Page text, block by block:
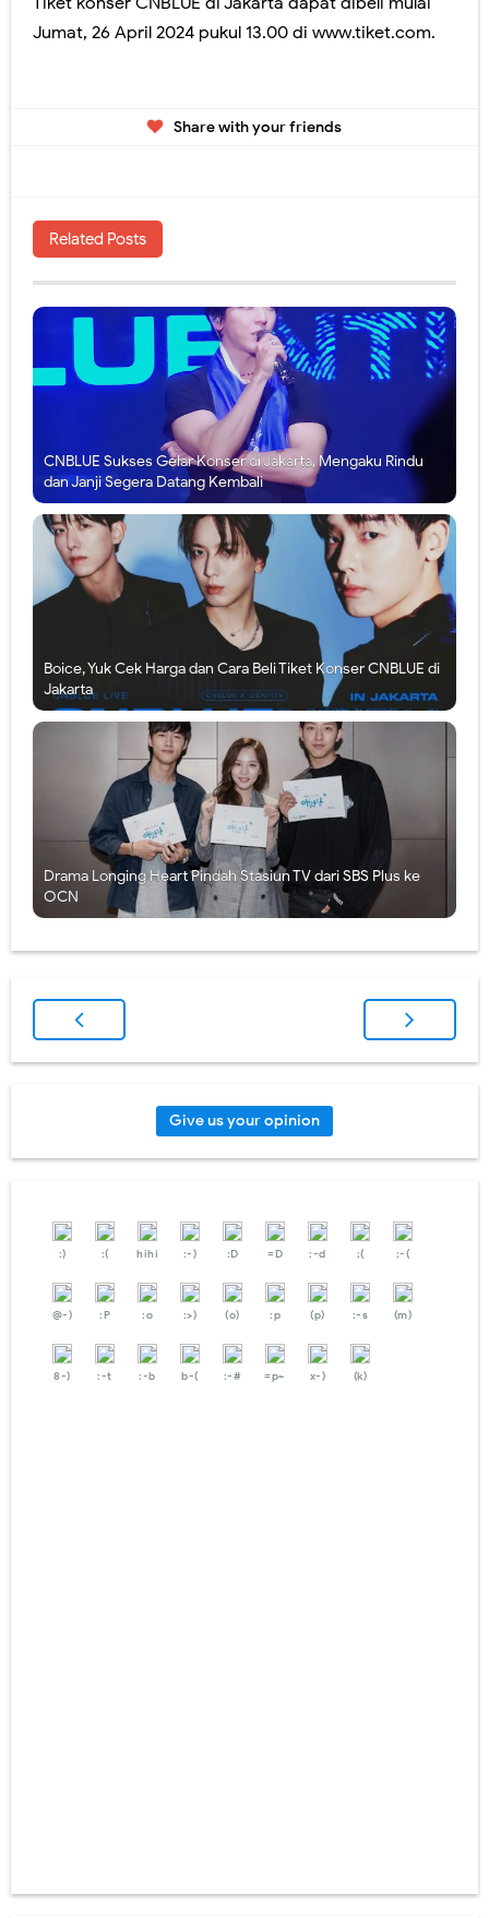
Jumat, 26 April 2024 pukul 13.00 di www.tiket.com.
Share with your friends
Related Posts
CNBLUE Sukses Gelar Konser di Jakarta, Mengaku Rindu
dan Janji Segera Datang Kembali
Boice, Yuk Cek Harga dan Cara Beli Tiket Konser CNBLUE di
Jakarta
Drama Longing Heart Pindah Stasiun TV dari SBS Plus ke
OCN
Give us your opinion
:) :( hihi :-) :D =D :-d ;( ;-(
@-) :P :o :>) (o) :p (p) :-s (m)
8-) :-t :-b b-( :-# =p~ x-) (k)